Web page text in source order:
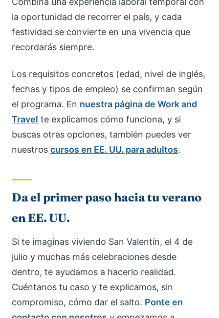
la oportunidad de recorrer el país, y cada
festividad se convierte en una vivencia que
recordarás siempre.
Los requisitos concretos (edad, nivel de inglés,
fechas y tipos de empleo) se confirman según
el programa. En nuestra página de Work and
Travel te explicamos cómo funciona, y si
buscas otras opciones, también puedes ver
nuestros cursos en EE. UU. para adultos.
Da el primer paso hacia tu verano
en EE. UU.
Si te imaginas viviendo San Valentín, el 4 de
julio y muchas más celebraciones desde
dentro, te ayudamos a hacerlo realidad.
Cuéntanos tu caso y te explicamos, sin
compromiso, cómo dar el salto. Ponte en